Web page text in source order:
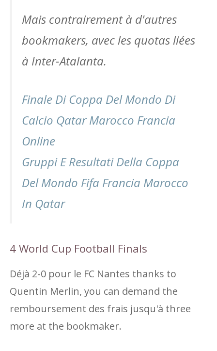
Mais contrairement à d'autres
bookmakers, avec les quotas liées
à Inter-Atalanta.
Finale Di Coppa Del Mondo Di
Calcio Qatar Marocco Francia
Online
Gruppi E Resultati Della Coppa
Del Mondo Fifa Francia Marocco
In Qatar
4 World Cup Football Finals
Déjà 2-0 pour le FC Nantes thanks to
Quentin Merlin, you can demand the
remboursement des frais jusqu'à three
more at the bookmaker.